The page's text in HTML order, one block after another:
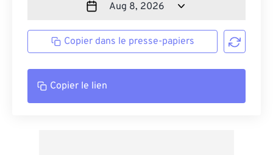
Copier dans le presse-papiers
Copier le lien